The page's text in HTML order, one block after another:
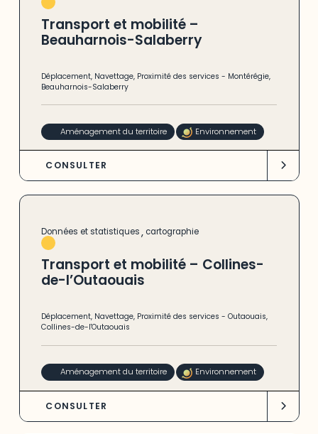
Transport et mobilité –
Beauharnois-Salaberry
Déplacement, Navettage, Proximité des services - Montérégie,
Beauharnois-Salaberry
Aménagement du territoire Environnement
CONSULTER
Données et statistiques, cartographie
Transport et mobilité – Collines-
de-l’Outaouais
Déplacement, Navettage, Proximité des services -Outaouais,
Collines-de-l'Outaouais
Aménagement du territoire Environnement
CONSULTER